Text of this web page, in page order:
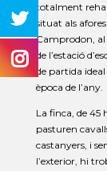
totalment
situat als
Camprodon, al
de l’estació
de partida
època de l’any.
La finca, de 45
pasturen
castanyers, i
l’exterior, hi